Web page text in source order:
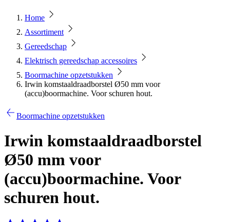
Home
Assortiment
Gereedschap
Elektrisch gereedschap accessoires
Boormachine opzetstukken
Irwin komstaaldraadborstel Ø50 mm voor
(accu)boormachine. Voor schuren hout.
Boormachine opzetstukken
Irwin komstaaldraadborstel
Ø50 mm voor
(accu)boormachine. Voor
schuren hout.